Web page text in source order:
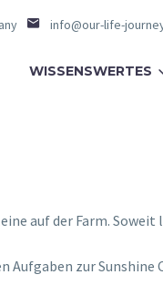
info@our-life-
WISSENSWERTES
auf der Farm.
Aufgaben zur Sunshine